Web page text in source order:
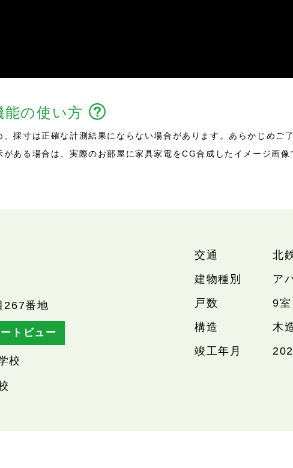
能の使い方
採寸は正確な計測結果にならない場合があります。あらかじめご了
ある場合は、実際のお部屋に家具家電をCG合成したイメージ画像
267番地
トビュー
校
交通
北
建物種別
ア
戸数
9室
構造
木
竣工年月